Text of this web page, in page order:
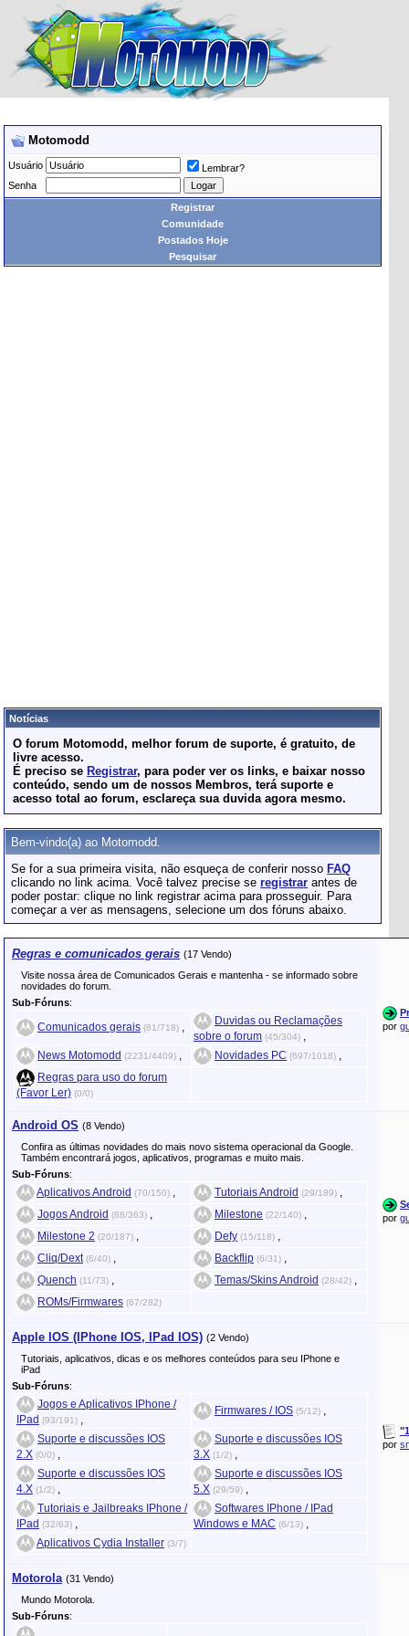
Motomodd
Usuário
Lembrar?
Senha
Registrar
Comunidade
Postados Hoje
Pesquisar
Notícias
O forum Motomodd, melhor forum de suporte, é gratuito, de
livre acesso.
É preciso se Registrar, para poder ver os links, e baixar nosso
conteúdo, sendo um de nossos Membros, terá suporte e
acesso total ao forum, esclareça sua duvida agora mesmo.
Bem-vindo(a) ao Motomodd.
Se for a sua primeira visita, não esqueça de conferir nosso FAQ
clicando no link acima. Você talvez precise seregistrar antes de
poder postar: clique no link registrar acima para prosseguir. Para
começar a ver as mensagens, selecione um dos fóruns abaixo.
Regras e comunicados gerais (17 Vendo)
Visite nossa área de Comunicados Gerais e mantenha - se informado sobre
novidades do forum.
Sub-Fóruns:
Comunicados gerais (81/718)
Duvidas ou Reclamações
sobre o forum (45/304) ,
News Motomodd (2231/4409) Novidades PC (697/1018)
Regras para uso do forum
(Favor Ler) (0/0)
por
Android OS (8 Vendo)
Confira as últimas novidades do mais novo sistema operacional da Google.
Também encontrará jogos, aplicativos, programas e muito mais.
Sub-Fóruns:
Aplicativos Android (70/150) Tutoriais Android (29/189)
Jogos Android (88/363) Milestone (22/140)
Milestone 2 (20/187) Defy (15/118)
Cliq/Dext (6/40) Backflip (6/31)
Quench (11/73) Temas/Skins Android (28/42)
ROMs/Firmwares (67/282)
por
Apple IOS (IPhone IOS, IPad IOS) (2 Vendo)
Tutoriais, aplicativos, dicas e os melhores conteúdos para seu IPhone e
iPad
Sub-Fóruns:
Jogos e Aplicativos IPhone /
IPad (93/191) ,
Firmwares / IOS (5/12)
Suporte e discussões IOS
2.X (0/0) ,
Suporte e discussões IOS
3.X (1/2) ,
Suporte e discussões IOS
4.X (1/2) ,
Suporte e discussões IOS
5.X (29/59) ,
Tutoriais e Jailbreaks IPhone /
IPad (32/63) ,
Softwares IPhone / IPad
Windows e MAC (6/13) ,
Aplicativos Cydia Installer (3/7)
por
Motorola (31 Vendo)
Mundo Motorola.
Sub-Fóruns: